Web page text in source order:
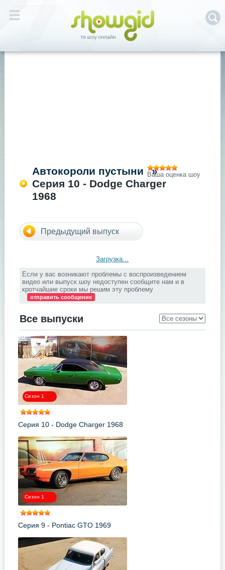
Автокороли пустыни
»
Серия 10 - Dodge Charger
1968
Ваша оценка шоу
Предыдущий выпуск
Загрузка...
Если у вас возникают проблемы с воспроизведением
видео или выпуск шоу недоступен сообщите нам и в
кротчайшие сроки мы решим эту проблему
отправить сообщение
Все выпуски
Сезон 1
Серия 10 - Dodge Charger 1968
Сезон 1
Серия 9 - Pontiac GTO 1969